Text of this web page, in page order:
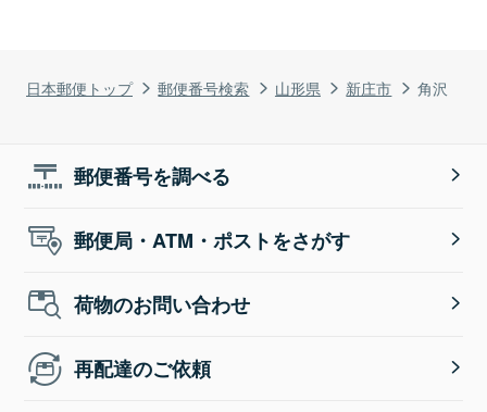
日本郵便トップ 郵便番号検索 山形県 新庄市 角沢
郵便番号を調べる
郵便局・ATM・ポストをさがす
荷物のお問い合わせ
再配達のご依頼